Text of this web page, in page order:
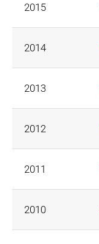
2015
2014
2013
2012
2011
2010